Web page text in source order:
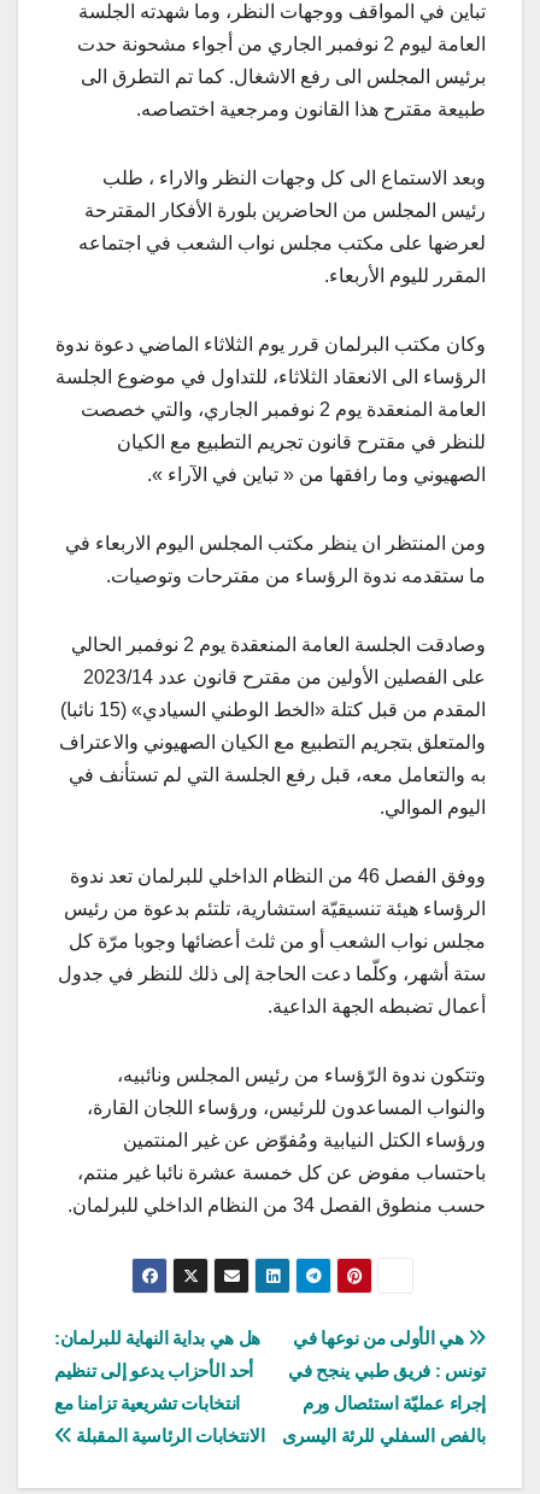
تباين في المواقف ووجهات النظر، وما شهدته الجلسة
العامة ليوم 2 نوفمبر الجاري من أجواء مشحونة حدت
برئيس المجلس الى رفع الاشغال. كما تم التطرق الى
طبيعة مقترح هذا القانون ومرجعية اختصاصه.
وبعد الاستماع الى كل وجهات النظر والاراء ، طلب
رئيس المجلس من الحاضرين بلورة الأفكار المقترحة
لعرضها على مكتب مجلس نواب الشعب في اجتماعه
المقرر لليوم الأربعاء.
وكان مكتب البرلمان قرر يوم الثلاثاء الماضي دعوة ندوة
الرؤساء الى الانعقاد الثلاثاء، للتداول في موضوع الجلسة
العامة المنعقدة يوم 2 نوفمبر الجاري، والتي خصصت
للنظر في مقترح قانون تجريم التطبيع مع الكيان
الصهيوني وما رافقها من « تباين في الآراء ».
ومن المنتظر ان ينظر مكتب المجلس اليوم الاربعاء في
ما ستقدمه ندوة الرؤساء من مقترحات وتوصيات.
وصادقت الجلسة العامة المنعقدة يوم 2 نوفمبر الحالي
على الفصلين الأولين من مقترح قانون عدد 2023/14
المقدم من قبل كتلة «الخط الوطني السيادي» (15 نائبا)
والمتعلق بتجريم التطبيع مع الكيان الصهيوني والاعتراف
به والتعامل معه، قبل رفع الجلسة التي لم تستأنف في
اليوم الموالي.
ووفق الفصل 46 من النظام الداخلي للبرلمان تعد ندوة
الرؤساء هيئة تنسيقيّة استشارية، تلتئم بدعوة من رئيس
مجلس نواب الشعب أو من ثلث أعضائها وجوبا مرّة كل
ستة أشهر، وكلّما دعت الحاجة إلى ذلك للنظر في جدول
أعمال تضبطه الجهة الداعية.
وتتكون ندوة الرّؤساء من رئيس المجلس ونائبيه،
والنواب المساعدون للرئيس، ورؤساء اللجان القارة،
ورؤساء الكتل النيابية ومُفوّض عن غير المنتمين
باحتساب مفوض عن كل خمسة عشرة نائبا غير منتم،
حسب منطوق الفصل 34 من النظام الداخلي للبرلمان.
تصفّح
المقالات
هل هي بداية النهاية للبرلمان:
أحد الأحزاب يدعو إلى تنظيم
انتخابات تشريعية تزامنا مع
الانتخابات الرئاسية المقبلة
هي الأولى من نوعها في
تونس : فريق طبي ينجح في
إجراء عمليّة استئصال ورم
بالفص السفلي للرئة اليسرى